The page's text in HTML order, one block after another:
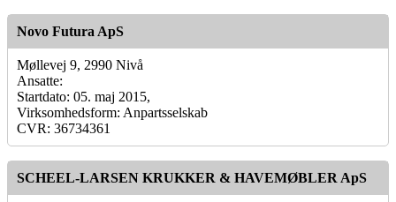
Novo Futura ApS
Møllevej 9, 2990 Nivå
Ansatte:
Startdato: 05. maj 2015,
Virksomhedsform: Anpartsselskab
CVR: 36734361
SCHEEL-LARSEN KRUKKER & HAVEMØBLER ApS